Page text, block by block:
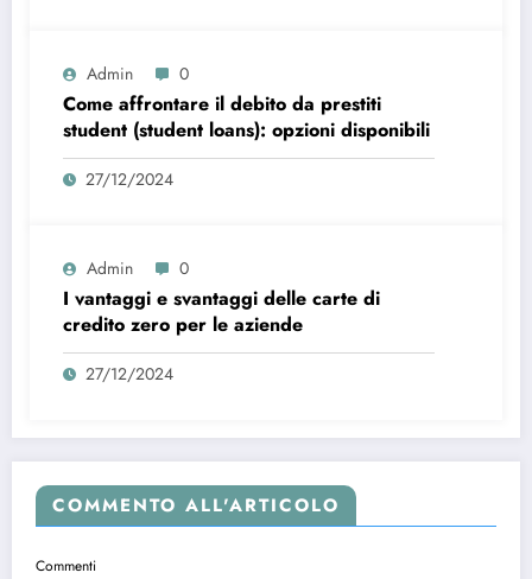
Admin 0
Come affrontare il debito da prestiti
student (student loans): opzioni disponibili
27/12/2024
Admin 0
I vantaggi e svantaggi delle carte di
credito zero per le aziende
27/12/2024
COMMENTO ALL'ARTICOLO
Commenti